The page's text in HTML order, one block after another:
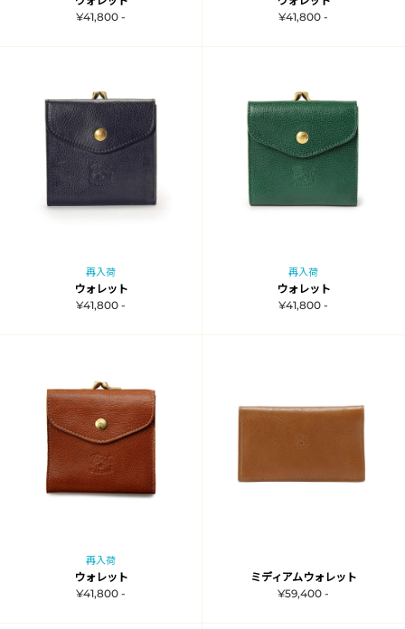
¥41,800 -
¥41,800 -
再入荷
ウォレット
¥41,800 -
再入荷
ウォレット
¥41,800 -
再入荷
ウォレット
¥41,800 -
ミディアムウォレット
¥59,400 -